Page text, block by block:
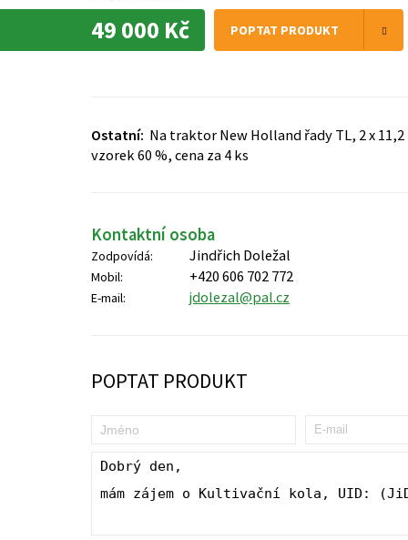
49 000 Kč POPTAT PRODUKT
Ostatní: Na traktor New Holland řady TL, 2 x 11,2
vzorek 60 %, cena za 4 ks
Kontaktní osoba
Zodpovídá: Jindřich Doležal
Mobil: +420 606 702 772
E-mail: jdolezal@pal.cz
POPTAT PRODUKT